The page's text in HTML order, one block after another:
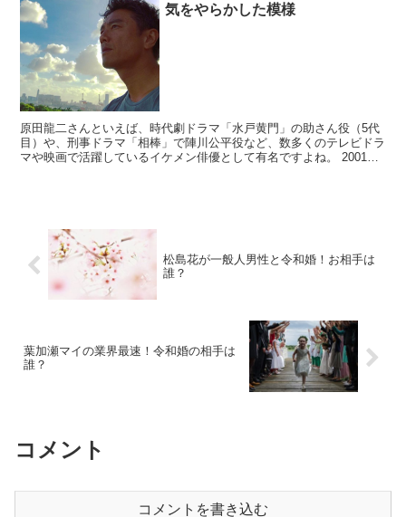
気をやらかした模様
原田龍二さんといえば、時代劇ドラマ「水戸黄門」の助さん役（5代
目）や、刑事ドラマ「相棒」で陣川公平役など、数多くのテレビドラ
マや映画で活躍しているイケメン俳優として有名ですよね。 2001年
松島花が一般人男性と令和婚！お相手は
誰？
葉加瀬マイの業界最速！令和婚の相手は
誰？
コメント
コメントを書き込む